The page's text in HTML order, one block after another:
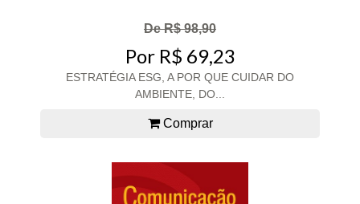
De R$ 98,90
Por R$ 69,23
ESTRATÉGIA ESG, A POR QUE CUIDAR DO
AMBIENTE, DO...
Comprar